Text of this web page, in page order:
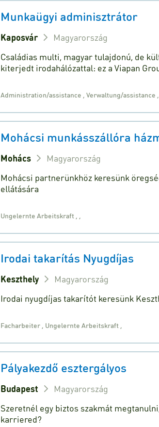
Munkaügyi adminisztrátor
Kaposvár
Magyarország
Családias multi, magyar tulajdonú, de
kiterjedt irodahálózattal: ez a Viapan
Administration/assistance ,Verwaltung/assistance
Mohácsi munkásszállóra
Mohács
Magyarország
Mohácsi partnerünkhöz keresünk
ellátására
Ungelernte Arbeitskraft
Irodai takarítás Nyugdíjas
Keszthely
Magyarország
Irodai nyugdíjas takarítót keresünk
Facharbeiter Ungelernte Arbeitskraft
Pályakezdő esztergályos
Budapest
Magyarország
Szeretnél egy biztos szakmát
karriered?